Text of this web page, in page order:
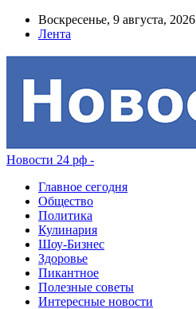
Воскресенье, 9 августа, 2026
Лента
Новости 24 рф -
Главное сегодня
Общество
Политика
Кулинария
Шоу-Бизнес
Здоровье
Пикантное
Полезные советы
Интересные новости